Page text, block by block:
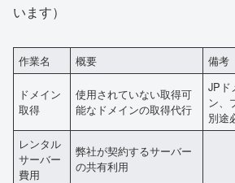
います）
作業名 概要 備考
ドメイン
取得
使用されていない取得可
能なドメインの取得代行
JPド
ン、
別途
レンタル
サーバー
費用
弊社が契約するサーバー
の共有利用